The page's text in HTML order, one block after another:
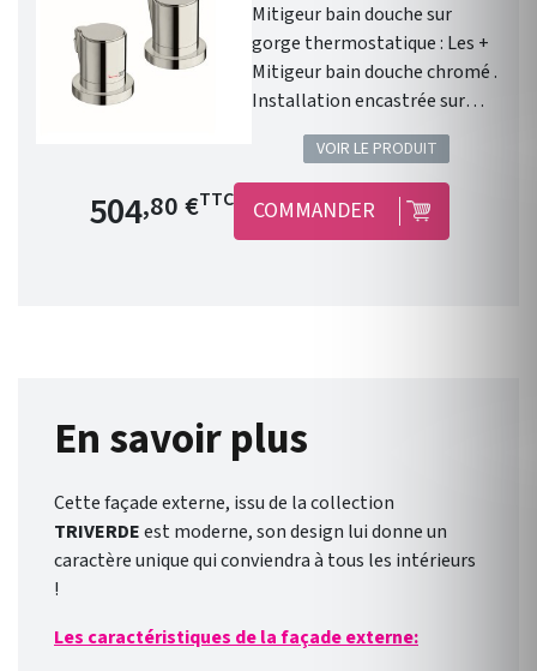
Mitigeur bain douche sur
gorge thermostatique : Les +
Mitigeur bain douche chromé .
Installation encastrée sur
gorge . Poignée ABS en laiton .
2 sorties . Style minimaliste .
Corps en laiton chromé .
Résistance à la corrosion .
Installation jusqu'à 35 mm .
baignoire .
VOIR LE PRODUIT
Prix de base
504,80 €TTC COMMANDER
En savoir plus
Cette façade externe, issu de la collection
TRIVERDEest moderne, son design lui donne un
caractère unique qui conviendra à tous les intérieurs
!
Les caractéristiques de la façade externe: